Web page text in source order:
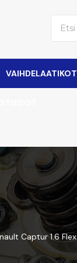
VAIHDELAATIKOT
Captur 1.6 Flex